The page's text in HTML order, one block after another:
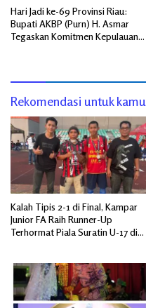
Hari Jadi ke-69 Provinsi Riau:
Bupati AKBP (Purn) H. Asmar
Tegaskan Komitmen Kepulauan
Rekomendasi untuk kamu
Kalah Tipis 2-1 di Final, Kampar
Junior FA Raih Runner-Up
Terhormat Piala Suratin U-17 di